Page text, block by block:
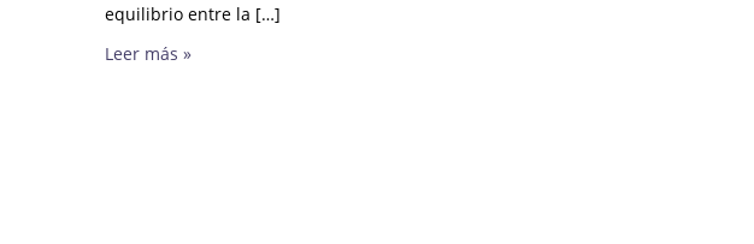
equilibrio entre la […]
Leer más »